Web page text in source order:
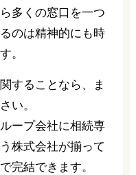
多くの窓口を一つ
のは精神的にも時
。
することなら、ま
い。
ープ会社に相続専
株式会社が揃って
完結できます。